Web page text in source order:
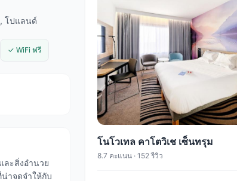
โปแลนด์
✓ WiFi ฟรี
ละสิ่งอำนวย
าจดจำให้กับ
โนโวเทล คาโตวิเช เซ็นทรุม
8.7 คะแนน · 152 รีวิว